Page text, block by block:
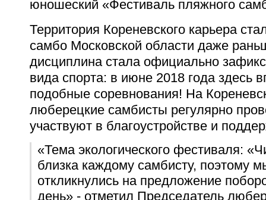
юношеский «Фестиваль пляжного
Территория Кореневского карьера
самбо Московской области даже
дисциплина стала официально
вида спорта: в июне 2018 года здесь
подобные соревнования! На
люберецкие самбисты регулярно
участвуют в благоустройстве и
«Тема экологического фестиваля:
близка каждому самбисту, поэтому
откликнулись на предложение
день» - отметил Председатель